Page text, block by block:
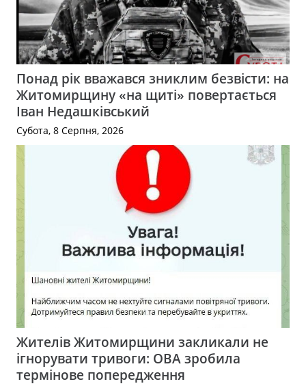
Понад рік вважався зниклим безвісти: на
Житомирщину «на щиті» повертається
Іван Недашківський
Субота, 8 Серпня, 2026
Жителів Житомирщини закликали не
ігнорувати тривоги: ОВА зробила
термінове попередження